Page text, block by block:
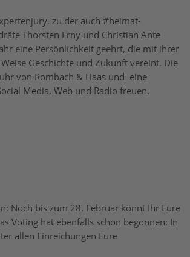
zu der auch #heimat-
Thorsten Erny und Christian Ante
eine Persönlichkeit geehrt, die mit ihrer
Geschichte und Zukunft vereint. Die
von Rombach & Haas und eine
Media, Web und Radio freuen.
Noch bis zum 28. Februar könnt Ihr Eure
Voting hat ebenfalls schon begonnen: In
allen Einreichungen Eure